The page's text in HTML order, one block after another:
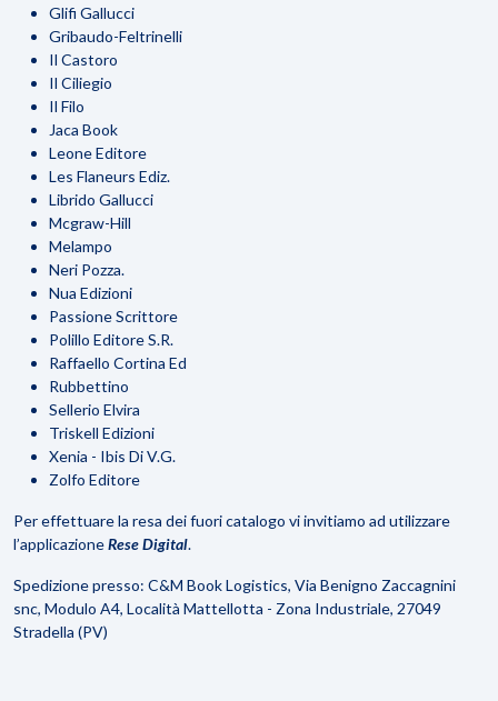
Glifi Gallucci
Gribaudo-Feltrinelli
Il Castoro
Il Ciliegio
Il Filo
Jaca Book
Leone Editore
Les Flaneurs Ediz.
Librido Gallucci
Mcgraw-Hill
Melampo
Neri Pozza.
Nua Edizioni
Passione Scrittore
Polillo Editore S.R.
Raffaello Cortina Ed
Rubbettino
Sellerio Elvira
Triskell Edizioni
Xenia - Ibis Di V.G.
Zolfo Editore
Per effettuare la resa dei fuori catalogo vi invitiamo ad utilizzare
l’applicazioneRese Digital.
Spedizione presso: C&M Book Logistics, Via Benigno Zaccagnini
snc, Modulo A4, Località Mattellotta - Zona Industriale, 27049
Stradella (PV)